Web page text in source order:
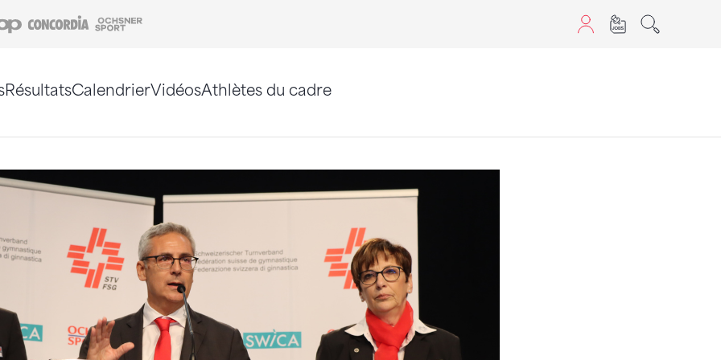
Coop Concordia
RésultatsCalendrierVidéosAthlètes du cadre